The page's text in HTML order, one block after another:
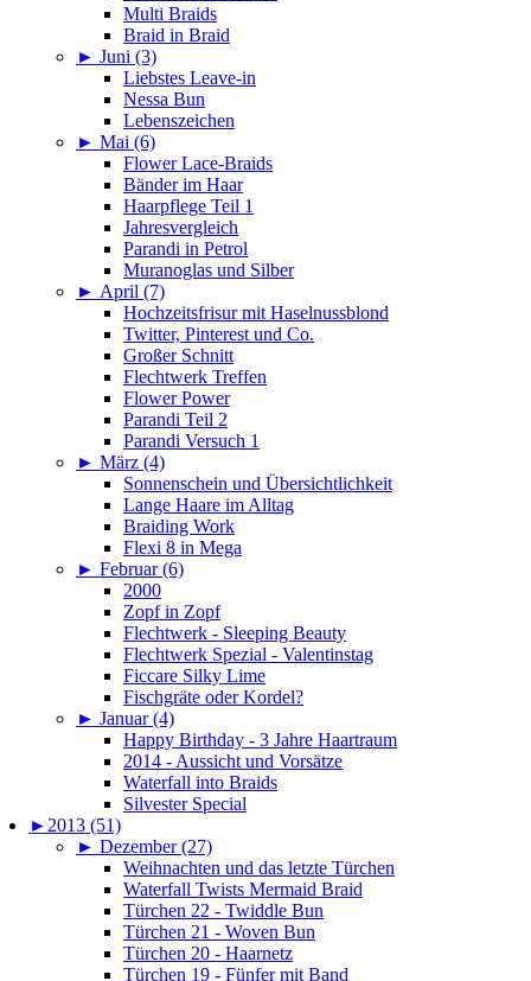
Multi Braids
Braid in Braid
► Juni (3)
Liebstes Leave-in
Nessa Bun
Lebenszeichen
► Mai (6)
Flower Lace-Braids
Bänder im Haar
Haarpflege Teil 1
Jahresvergleich
Parandi in Petrol
Muranoglas und Silber
► April (7)
Hochzeitsfrisur mit Haselnussblond
Twitter, Pinterest und Co.
Großer Schnitt
Flechtwerk Treffen
Flower Power
Parandi Teil 2
Parandi Versuch 1
► März (4)
Sonnenschein und Übersichtlichkeit
Lange Haare im Alltag
Braiding Work
Flexi 8 in Mega
► Februar (6)
2000
Zopf in Zopf
Flechtwerk - Sleeping Beauty
Flechtwerk Spezial - Valentinstag
Ficcare Silky Lime
Fischgräte oder Kordel?
► Januar (4)
Happy Birthday - 3 Jahre Haartraum
2014 - Aussicht und Vorsätze
Waterfall into Braids
Silvester Special
► 2013 (51)
► Dezember (27)
Weihnachten und das letzte Türchen
Waterfall Twists Mermaid Braid
Türchen 22 - Twiddle Bun
Türchen 21 - Woven Bun
Türchen 20 - Haarnetz
Türchen 19 - Fünfer mit Band